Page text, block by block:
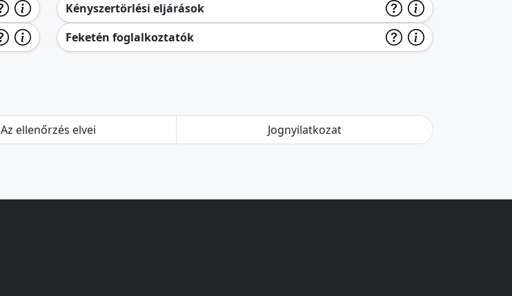
Kényszertörlési eljárások
Feketén foglalkoztatók
Az ellenőrzés elvei Jognyilatkozat